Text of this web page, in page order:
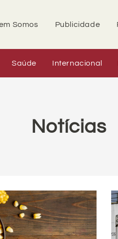
Somos Publicidade
Saúde Internacional
Notícias